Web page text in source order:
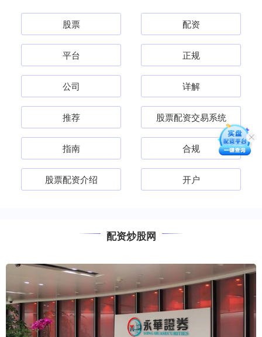
股票 配资
平台 正规
公司 详解
推荐 股票配资交易系统
指南 合规
股票配资介绍 开户
配资炒股网